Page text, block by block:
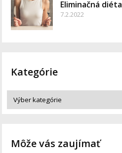
Eliminačná diéta
7.2.2022
Kategórie
Môže vás zaujímať